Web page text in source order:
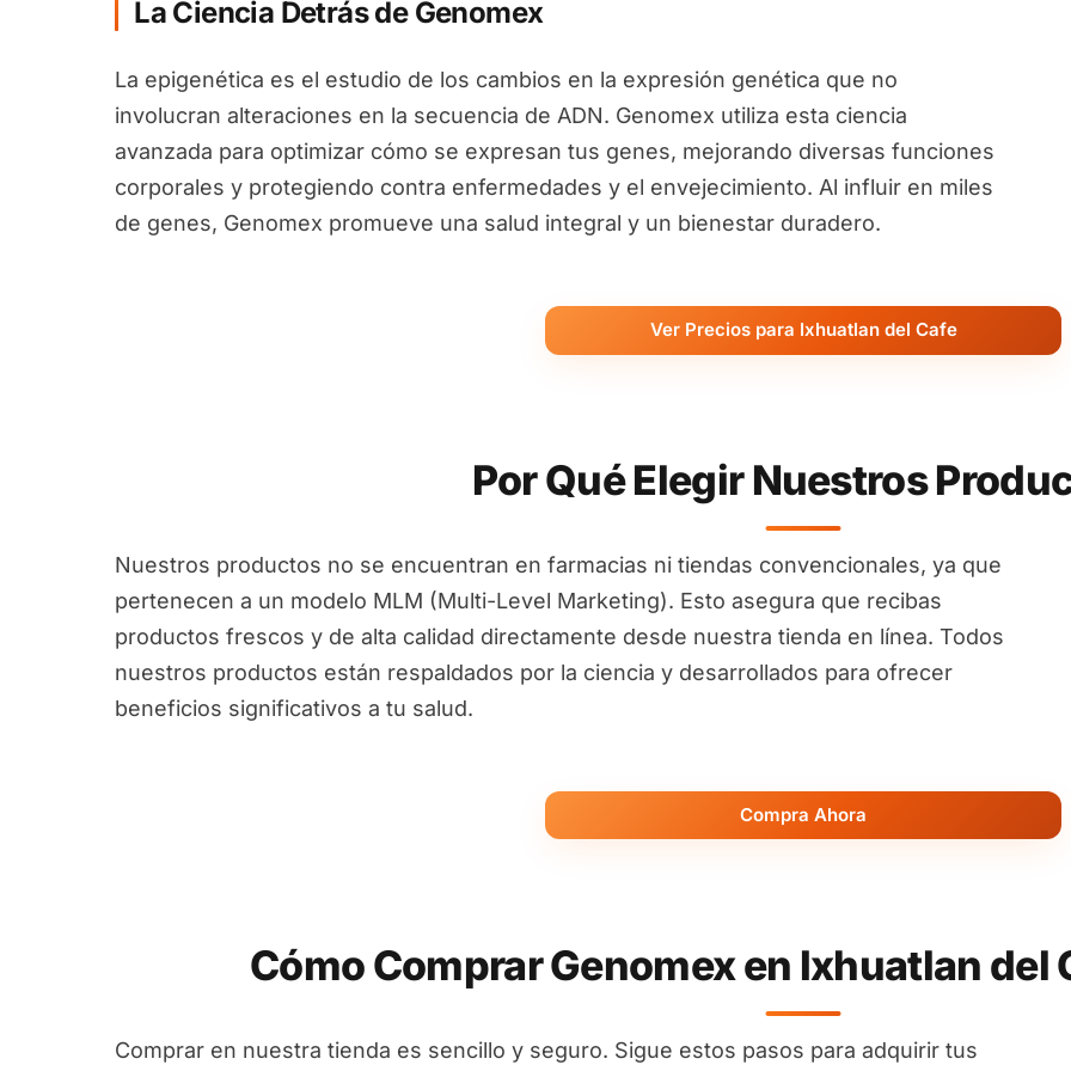
La Ciencia Detrás de Genomex
La epigenética es el estudio de los cambios en la expresión genética que no
involucran alteraciones en la secuencia de ADN. Genomex utiliza esta ciencia
avanzada para optimizar cómo se expresan tus genes, mejorando diversas funciones
corporales y protegiendo contra enfermedades y el envejecimiento. Al influir en miles
de genes, Genomex promueve una salud integral y un bienestar duradero.
Ver Precios para Ixhuatlan del Cafe
Por Qué Elegir Nuestros
Nuestros productos no se encuentran en farmacias ni tiendas convencionales, ya que
pertenecen a un modelo MLM (Multi-Level Marketing). Esto asegura que recibas
productos frescos y de alta calidad directamente desde nuestra tienda en línea. Todos
nuestros productos están respaldados por la ciencia y desarrollados para ofrecer
beneficios significativos a tu salud.
Compra Ahora
Cómo Comprar Genomex en Ixhuatlan del
Comprar en nuestra tienda es sencillo y seguro. Sigue estos pasos para adquirir tus